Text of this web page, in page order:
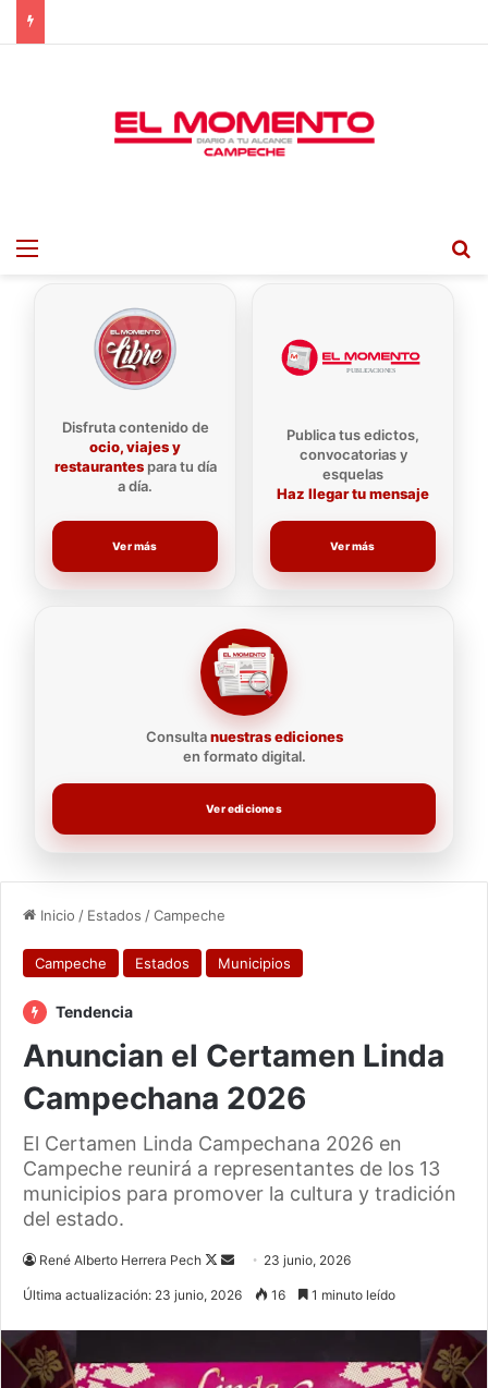
Menu
Disfruta contenido de
ocio, viajes y
restaurantespara tu día
a día.
Ver más
Consultanuestras ediciones
en formato digital.
Ver ediciones
Publica tus edictos,
convocatorias y
esquelas
Haz llegar tu mensaje
Ver más
Inicio / Estados /Campeche
Campeche Estados Municipios
Tendencia
Anuncian el Certamen Linda
Campechana 2026
El Certamen Linda Campechana 2026 en
Campeche reunirá a representantes de los 13
municipios para promover la cultura y tradición
del estado.
René Alberto Herrera Pech
Follow
Send 23 junio, 2026
Última actualización: 23 junio, 2026 16 1 minuto leído